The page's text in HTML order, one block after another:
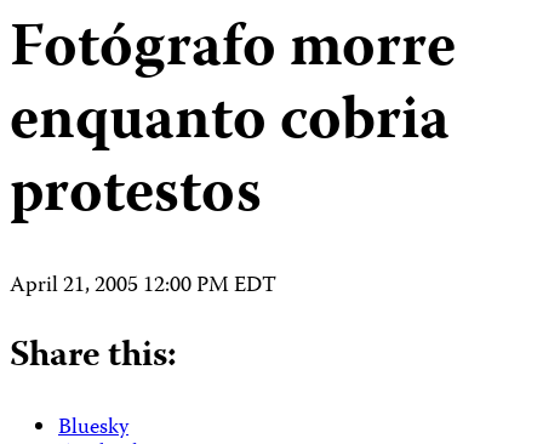
Fotógrafo morre
enquanto cobria
protestos
April 21, 2005 12:00 PM EDT
Share this:
Bluesky